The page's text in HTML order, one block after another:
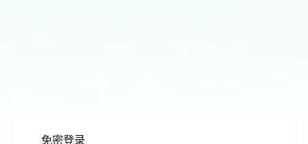
免密登录